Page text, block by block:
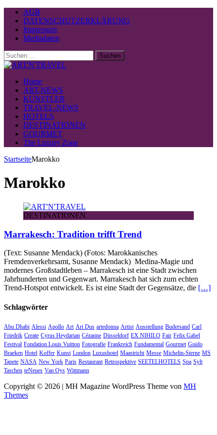
AGB
DATENSCHUTZERKLÄRUNG
Impressum
Mediadaten
Suchen
nach:
Home
ART-NEWS
KÜNSTLER
TRAVEL-NEWS
HOTELS
DESTINATIONEN
GOURMET
The Luxury Zone
StartseiteMarokko
Marokko
DESTINATIONEN
Marrakesch: Tradition trifft Trend
(Text: Susanne Mendack) (Fotos: Marokkanisches
Fremdenverkehrsamt, Susanne Mendack) Medina-Magie und
modernes Großstadtleben – Marrakesch ist eine Stadt zwischen
Jahrhunderten und Gegenwart. Marrakesch hat sich zum echten
Trend-Hotspot entwickelt. Es ist eine Stadt der Gegensätze, die […]
Schlagwörter
Abu Dhabi Alessi Apollo Art Art Dus artedonna Artist Ausstellung Budersand Carl
Friedrik Create Cyrus Heydarian Cézanne Düsseldorf EX NIHILO Fair Felix Gabel
Festival Fondation Louis Vuitton Fotografie Frankreich Fundamental Gourmet Guido
Braeken Hotel Koffer Kunst London Luxushotel Maastricht Messe Michelin-Sterne MS
Tapete NASA New York Paris Restaurant Retrospektive SEETELHOTELS Spa Sylt
Taschen teNeues Van Oys Wittmann
Copyright © 2026 | MH Magazine WordPress Theme von MH
Themes